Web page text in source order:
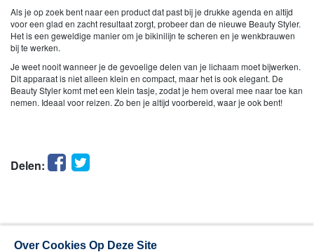
Als je op zoek bent naar een product dat past bij je drukke agenda en altijd
voor een glad en zacht resultaat zorgt, probeer dan de nieuwe Beauty Styler.
Het is een geweldige manier om je bikinilijn te scheren en je wenkbrauwen
bij te werken.
Je weet nooit wanneer je de gevoelige delen van je lichaam moet bijwerken.
Dit apparaat is niet alleen klein en compact, maar het is ook elegant. De
Beauty Styler komt met een klein tasje, zodat je hem overal mee naar toe kan
nemen. Ideaal voor reizen. Zo ben je altijd voorbereid, waar je ook bent!
Delen: Facebook
Twitter
Over Cookies Op Deze Site